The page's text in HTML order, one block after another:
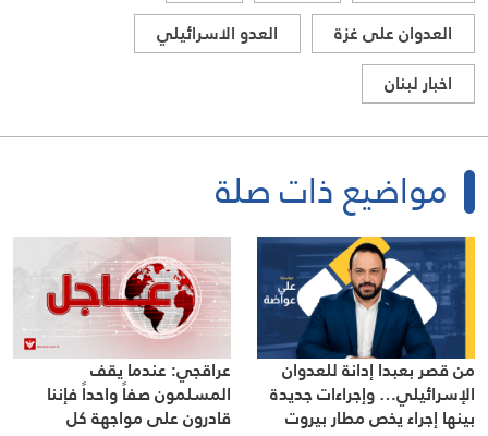
العدوان على غزة
العدو الاسرائيلي
اخبار لبنان
مواضيع ذات صلة
من قصر بعبدا إدانة للعدوان
الإسرائيلي… وإجراءات جديدة
بينها إجراء يخص مطار بيروت
عراقجي: عندما يقف
المسلمون صفاً واحداً فإننا
قادرون على مواجهة كل